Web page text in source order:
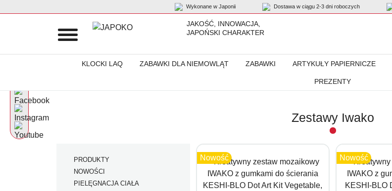
Wykonane w Japonii Dostawa w ciągu 2-3 dni roboczych
JAKOŚĆ, INNOWACJA,
JAPOŃSKI CHARAKTER
KLOCKI LAQ ZABAWKI DLA NIEMOWLĄT ZABAWKI ARTYKUŁY PAPIERNICZE
PREZENTY
Zestawy Iwako
PRODUKTY
NOWOŚCI
PIELĘGNACJA CIAŁA
Nowość Nowość